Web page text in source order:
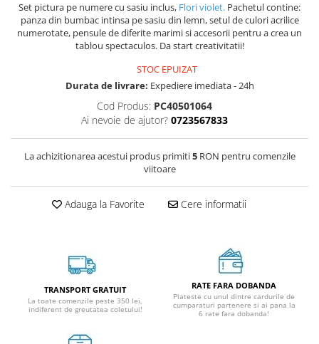
Set pictura pe numere cu sasiu inclus, Flori violet. Pachetul contine:
panza din bumbac intinsa pe sasiu din lemn, setul de culori acrilice
numerotate, pensule de diferite marimi si accesorii pentru a crea un
tablou spectaculos. Da start creativitatii!
STOC EPUIZAT
Durata de livrare: Expediere imediata - 24h
Cod Produs: PC40501064
Ai nevoie de ajutor? 0723567833
La achizitionarea acestui produs primiti5RON pentru comenzile
viitoare
Adauga la Favorite Cere informatii
TRANSPORT GRATUIT
La toate comenzile peste 350 lei,
indiferent de greutatea coletului!
RATE FARA DOBANDA
Plateste cu unul dintre cardurile de
cumparaturi partenere si ai pana la
6 rate fara dobanda!